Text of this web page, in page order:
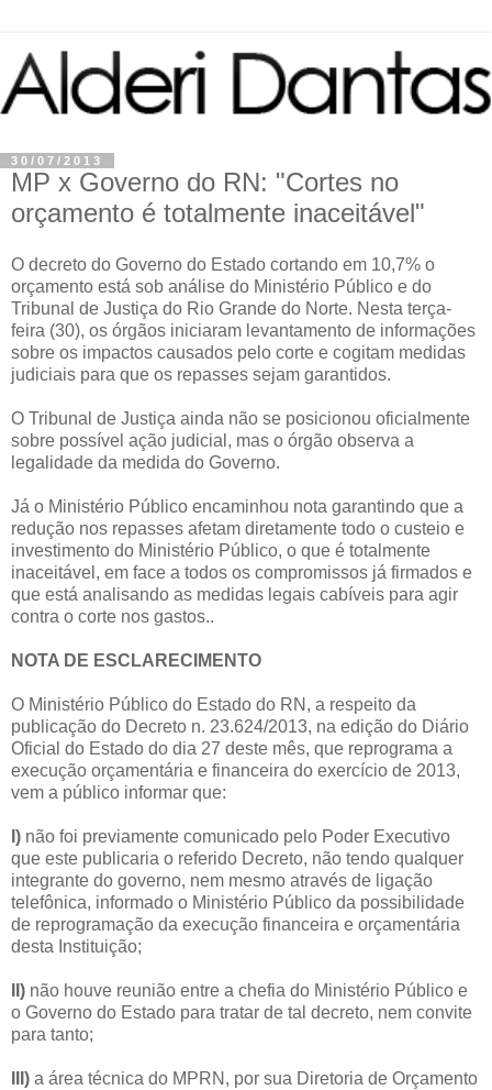
30/07/2013
MP x Governo do RN: "Cortes no
orçamento é totalmente inaceitável"
O decreto do Governo do Estado cortando em 10,7% o
orçamento está sob análise do Ministério Público e do
Tribunal de Justiça do Rio Grande do Norte. Nesta terça-
feira (30), os órgãos iniciaram levantamento de informações
sobre os impactos causados pelo corte e cogitam medidas
judiciais para que os repasses sejam garantidos.
O Tribunal de Justiça ainda não se posicionou oficialmente
sobre possível ação judicial, mas o órgão observa a
legalidade da medida do Governo.
Já o Ministério Público encaminhou nota garantindo que a
redução nos repasses afetam diretamente todo o custeio e
investimento do Ministério Público, o que é totalmente
inaceitável, em face a todos os compromissos já firmados e
que está analisando as medidas legais cabíveis para agir
contra o corte nos gastos..
NOTA DE ESCLARECIMENTO
O Ministério Público do Estado do RN, a respeito da
publicação do Decreto n. 23.624/2013, na edição do Diário
Oficial do Estado do dia 27 deste mês, que reprograma a
execução orçamentária e financeira do exercício de 2013,
vem a público informar que:
I) não foi previamente comunicado pelo Poder Executivo
que este publicaria o referido Decreto, não tendo qualquer
integrante do governo, nem mesmo através de ligação
telefônica, informado o Ministério Público da possibilidade
de reprogramação da execução financeira e orçamentária
desta Instituição;
II) não houve reunião entre a chefia do Ministério Público e
o Governo do Estado para tratar de tal decreto, nem convite
para tanto;
III) a área técnica do MPRN, por sua Diretoria de Orçamento